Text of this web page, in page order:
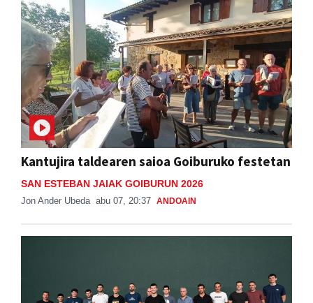
Kantujira taldearen saioa Goiburuko festetan
SAN ESTEBAN JAIAK GOIBURUN 2026
Jon Ander Ubeda abu 07, 20:37 ANDOAIN